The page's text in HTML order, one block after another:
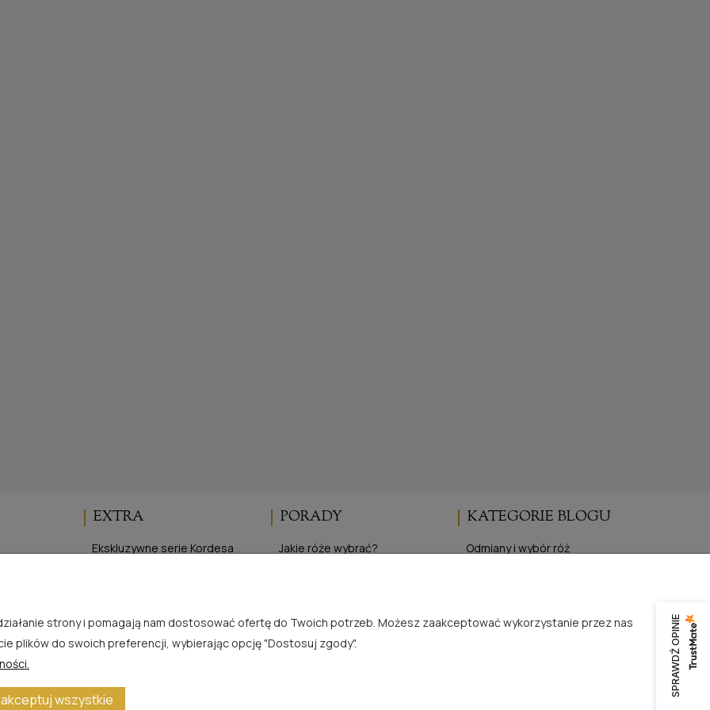
EXTRA
Ekskluzywne serie Kordesa
PORADY
Jakie róże wybrać?
Zasady uprawy róż
KATEGORIE BLOGU
Odmiany i wybór róż
Publikacje i media o RosaĆwik
SPRAWDŹ OPINIE
strony i pomagają nam dostosować ofertę do Twoich potrzeb. Możesz zaakceptować wykorzystanie przez nas
plików do swoich preferencji, wybierając opcję "Dostosuj zgody".
wszystkie